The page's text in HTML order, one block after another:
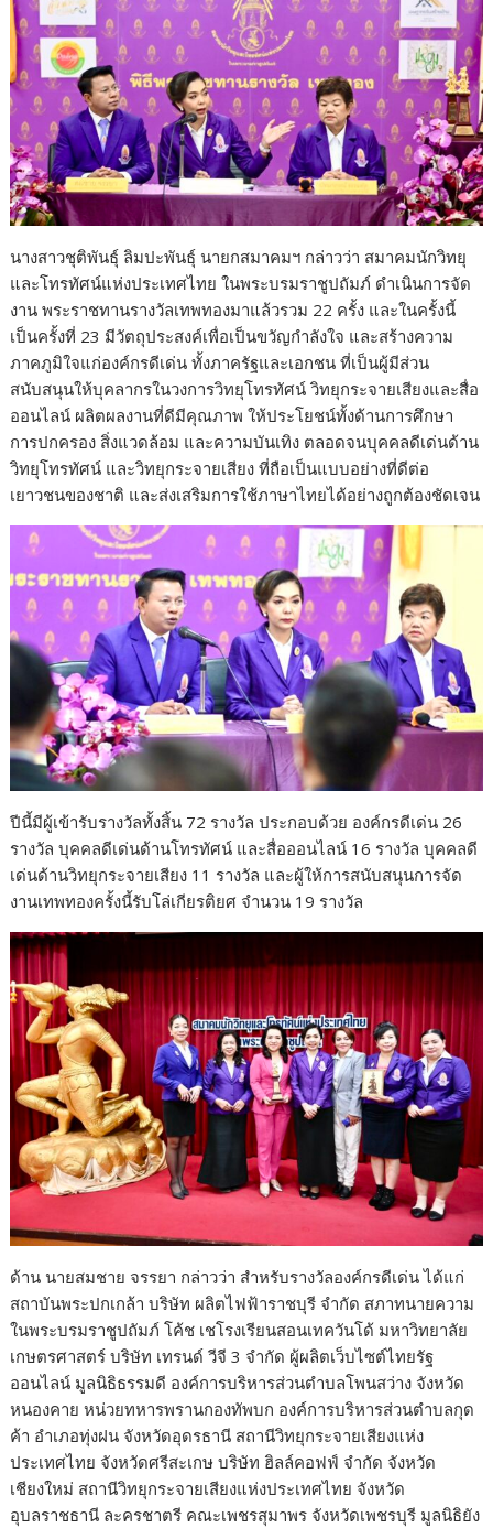
นางสาวชุติพันธุ์ ลิมปะพันธุ์ นายกสมาคมฯ กล่าวว่า สมาคมนักวิทยุ
และโทรทัศน์แห่งประเทศไทย ในพระบรมราชูปถัมภ์ ดำเนินการจัด
งาน พระราชทานรางวัลเทพทองมาแล้วรวม 22 ครั้ง และในครั้งนี้
เป็นครั้งที่ 23 มีวัตถุประสงค์เพื่อเป็นขวัญกำลังใจ และสร้างความ
ภาคภูมิใจแก่องค์กรดีเด่น ทั้งภาครัฐและเอกชน ที่เป็นผู้มีส่วน
สนับสนุนให้บุคลากรในวงการวิทยุโทรทัศน์ วิทยุกระจายเสียงและสื่อ
ออนไลน์ ผลิตผลงานที่ดีมีคุณภาพ ให้ประโยชน์ทั้งด้านการศึกษา
การปกครอง สิ่งแวดล้อม และความบันเทิง ตลอดจนบุคคลดีเด่นด้าน
วิทยุโทรทัศน์ และวิทยุกระจายเสียง ที่ถือเป็นแบบอย่างที่ดีต่อ
เยาวชนของชาติ และส่งเสริมการใช้ภาษาไทยได้อย่างถูกต้องชัดเจน
ปีนี้มีผู้เข้ารับรางวัลทั้งสิ้น 72 รางวัล ประกอบด้วย องค์กรดีเด่น 26
รางวัล บุคคลดีเด่นด้านโทรทัศน์ และสื่อออนไลน์ 16 รางวัล บุคคลดี
เด่นด้านวิทยุกระจายเสียง 11 รางวัล และผู้ให้การสนับสนุนการจัด
งานเทพทองครั้งนี้รับโล่เกียรติยศ จำนวน 19 รางวัล
ด้าน นายสมชาย จรรยา กล่าวว่า สำหรับรางวัลองค์กรดีเด่น ได้แก่
สถาบันพระปกเกล้า บริษัท ผลิตไฟฟ้าราชบุรี จำกัด สภาทนายความ
ในพระบรมราชูปถัมภ์ โค้ช เชโรงเรียนสอนเทควันโด้ มหาวิทยาลัย
เกษตรศาสตร์ บริษัท เทรนด์ วีจี 3 จำกัด ผู้ผลิตเว็บไซต์ไทยรัฐ
ออนไลน์ มูลนิธิธรรมดี องค์การบริหารส่วนตำบลโพนสว่าง จังหวัด
หนองคาย หน่วยทหารพรานกองทัพบก องค์การบริหารส่วนตำบลกุด
ค้า อำเภอทุ่งฝน จังหวัดอุดรธานี สถานีวิทยุกระจายเสียงแห่ง
ประเทศไทย จังหวัดศรีสะเกษ บริษัท ฮิลล์คอฟฟ์ จำกัด จังหวัด
เชียงใหม่ สถานีวิทยุกระจายเสียงแห่งประเทศไทย จังหวัด
อุบลราชธานี ละครชาตรี คณะเพชรสุมาพร จังหวัดเพชรบุรี มูลนิธิยัง